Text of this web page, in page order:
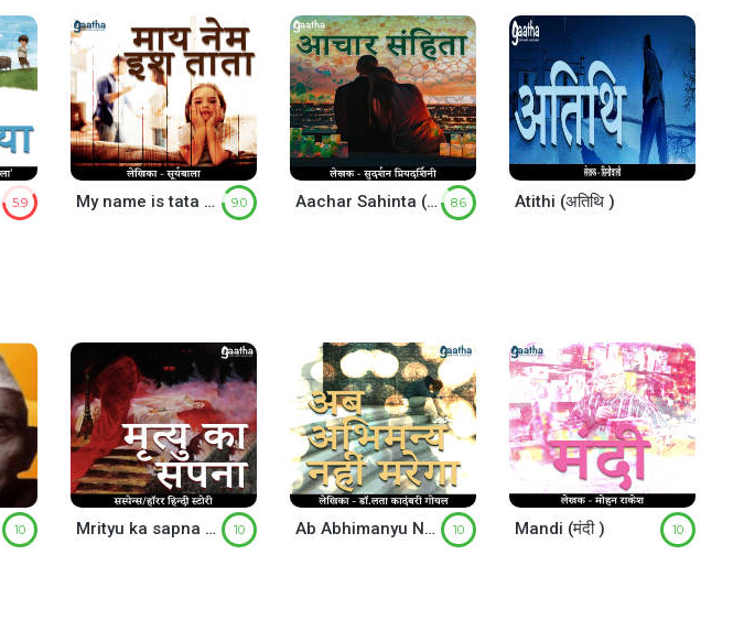
5.9 My name is tata (माय नेम इश ताता) 9.0 Aachar Sahinta ( आचार संहिता) 8.6 Atithi (अतिथि )
10 Mrityu ka sapna ( मृत्यु का सपना ) 10 Ab Abhimanyu Nahi Marega (अब अभिमन्यु नहीं मरेगा) 10 Mandi (मंदी ) 10